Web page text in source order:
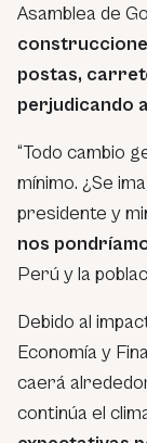
Asamblea de
postas,
perjudicando
“Todo cambio
mínimo. ¿Se
presidente y
nos
Perú y la
Debido al
Economía y
caerá
continúa el